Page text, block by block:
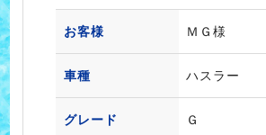
お客様 ＭＧ様
車種 ハスラー
グレード Ｇ